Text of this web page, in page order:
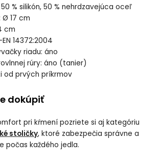
% silikón, 50 % nehrdzavejúca oceľ
Ø 17 cm
cm
14372:2004
riadu: áno
rúry: áno (tanier)
od prvých príkrmov
dokúpiť
pri kŕmení pozriete si aj kategóriu
stoličky, ktoré zabezpečia správne a
počas každého jedla.